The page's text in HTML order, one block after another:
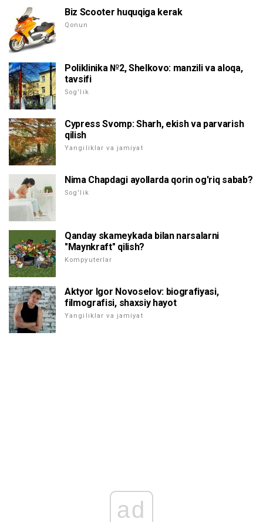
Biz Scooter huquqiga kerak
Qonun
Poliklinika №2, Shelkovo: manzili va aloqa,
tavsifi
Sog'lik
Cypress Svomp: Sharh, ekish va parvarish
qilish
Yangiliklar va jamiyat
Nima Chapdagi ayollarda qorin og'riq sabab?
Sog'lik
Qanday skameykada bilan narsalarni
"Maynkraft" qilish?
Kompyuterlar
Aktyor Igor Novoselov: biografiyasi,
filmografisi, shaxsiy hayot
Yangiliklar va jamiyat
ad